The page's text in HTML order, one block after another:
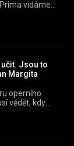
vídáme
Jsou to
Margita
operního
vědět, kdy
udělám